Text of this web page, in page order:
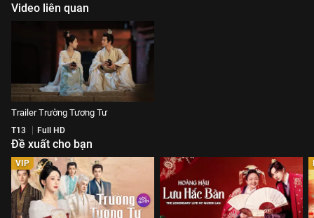
Video liên quan
Trailer Trường Tương Tư
T13 Full HD
Đề xuất cho bạn
VIP